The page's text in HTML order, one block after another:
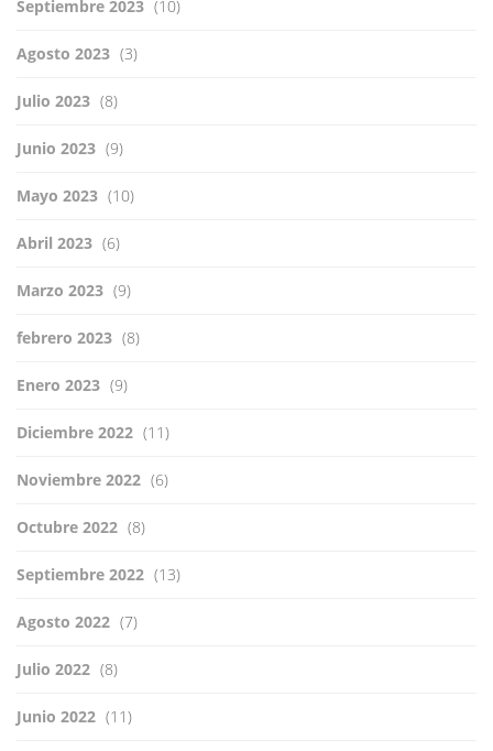
Septiembre 2023 (10)
Agosto 2023 (3)
Julio 2023 (8)
Junio 2023 (9)
Mayo 2023 (10)
Abril 2023 (6)
Marzo 2023 (9)
febrero 2023 (8)
Enero 2023 (9)
Diciembre 2022 (11)
Noviembre 2022 (6)
Octubre 2022 (8)
Septiembre 2022 (13)
Agosto 2022 (7)
Julio 2022 (8)
Junio 2022 (11)